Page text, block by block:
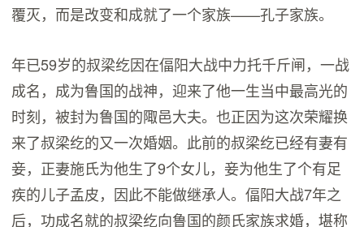
覆灭，而是改变和成就了一个家族——孔子家族。
年已59岁的叔梁纥因在偪阳大战中力托千斤闸，一战
成名，成为鲁国的战神，迎来了他一生当中最高光的
时刻，被封为鲁国的陬邑大夫。也正因为这次荣耀换
来了叔梁纥的又一次婚姻。此前的叔梁纥已经有妻有
妾，正妻施氏为他生了9个女儿，妾为他生了个有足
疾的儿子孟皮，因此不能做继承人。偪阳大战7年之
后，功成名就的叔梁纥向鲁国的颜氏家族求婚，堪称